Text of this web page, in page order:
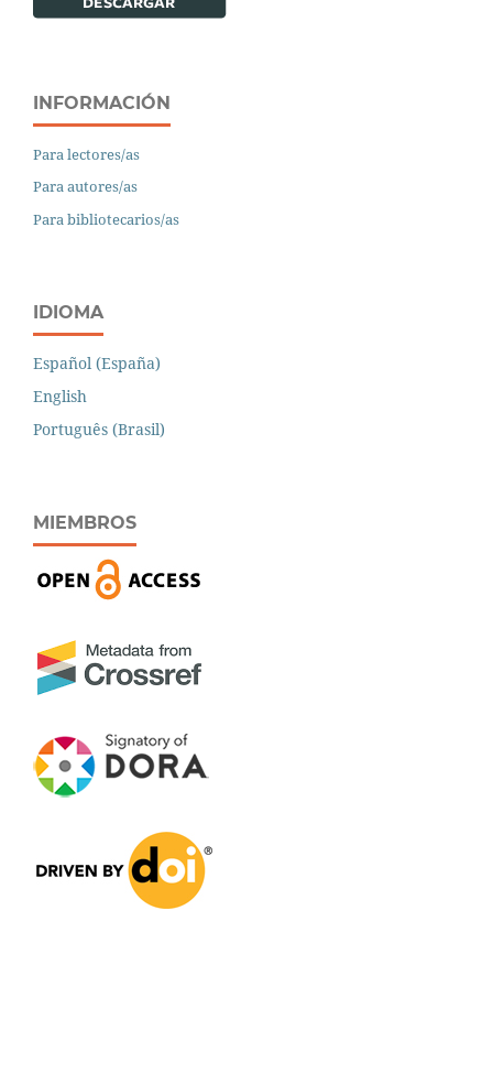
INFORMACIÓN
Para lectores/as
Para autores/as
Para bibliotecarios/as
IDIOMA
Español (España)
English
Português (Brasil)
MIEMBROS